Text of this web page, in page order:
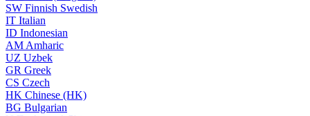
SW Finnish Swedish
IT Italian
ID Indonesian
AM Amharic
UZ Uzbek
GR Greek
CS Czech
HK Chinese (HK)
BG Bulgarian